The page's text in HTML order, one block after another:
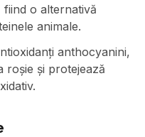
o alternativă
animale.
anthocyanini,
roșie și protejează